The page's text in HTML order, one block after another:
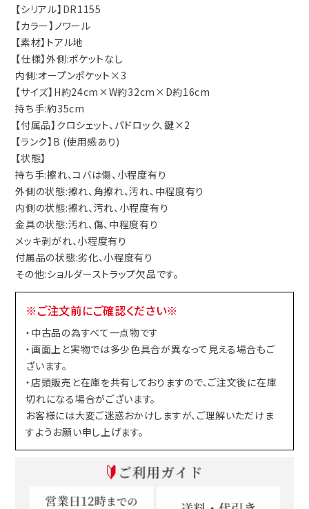
【シリアル】DR1155
【カラー】ノワール
【素材】トアル地
【仕様】外側:ポケットなし
内側:オープンポケット×3
【サイズ】H約24cm×W約32cm×D約16cm
持ち手:約35cm
【付属品】クロシェット、パドロック、鍵×2
【ランク】B (使用感あり)
【状態】
持ち手:擦れ、コバは傷、小程度有り
外側の状態:擦れ、角擦れ、汚れ、中程度有り
内側の状態:擦れ、汚れ、小程度有り
金具の状態:汚れ、傷、中程度有り
メッキ剥がれ、小程度有り
付属品の状態:劣化、小程度有り
その他:ショルダーストラップ欠品です。
※ご注文前にご確認ください※
・中古品の為すべて一点物です
・画面上と実物では多少色具合が異なって見える場合もご
ざいます。
・店頭販売と在庫を共有しておりますので、ご注文後に在庫
切れになる場合がございます。
お客様には大変ご迷惑おかけしますが、ご理解いただけま
すようお願い申し上げます。